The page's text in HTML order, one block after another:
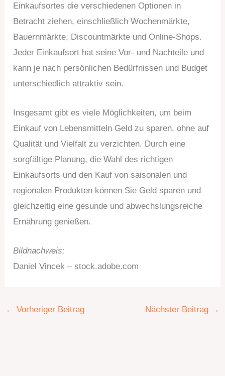
Einkaufsortes die verschiedenen Optionen in
Betracht ziehen, einschließlich Wochenmärkte,
Bauernmärkte, Discountmärkte und Online-Shops.
Jeder Einkaufsort hat seine Vor- und Nachteile und
kann je nach persönlichen Bedürfnissen und Budget
unterschiedlich attraktiv sein.
Insgesamt gibt es viele Möglichkeiten, um beim
Einkauf von Lebensmitteln Geld zu sparen, ohne auf
Qualität und Vielfalt zu verzichten. Durch eine
sorgfältige Planung, die Wahl des richtigen
Einkaufsorts und den Kauf von saisonalen und
regionalen Produkten können Sie Geld sparen und
gleichzeitig eine gesunde und abwechslungsreiche
Ernährung genießen.
Bildnachweis:
Daniel Vincek – stock.adobe.com
← Vorheriger Beitrag Nächster Beitrag →